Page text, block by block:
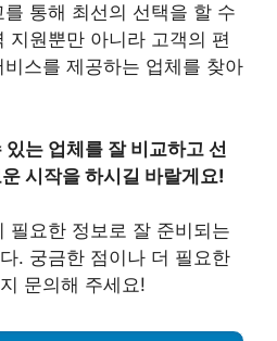
통해 최선의 선택을 할 수
지원뿐만 아니라 고객의 편
스를 제공하는 업체를 찾아
는 업체를 잘 비교하고 선
시작을 하시길 바랄게요!
필요한 정보로 잘 준비되는
. 궁금한 점이나 더 필요한
문의해 주세요!